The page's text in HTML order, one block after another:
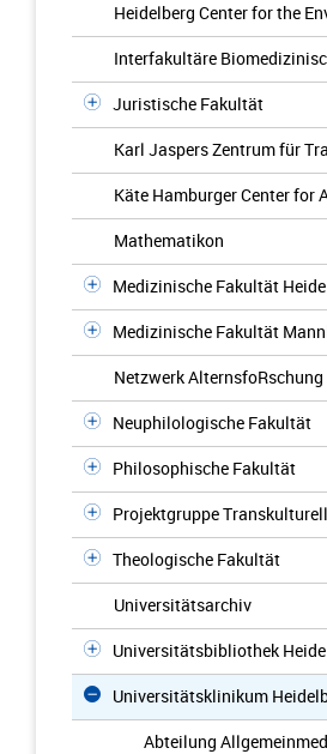
Heidelberg Center for the
Interfakultäre
Juristische Fakultät
Karl Jaspers Zentrum für
Käte Hamburger Center for
Mathematikon
Medizinische Fakultät
Medizinische Fakultät
Netzwerk AlternsfoRschung
Neuphilologische Fakultät
Philosophische Fakultät
Projektgruppe
Theologische Fakultät
Universitätsarchiv
Universitätsbibliothek
Universitätsklinikum
Abteilung